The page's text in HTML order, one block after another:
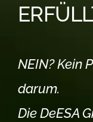
NEIN? Kein
darum.
Die DeESA